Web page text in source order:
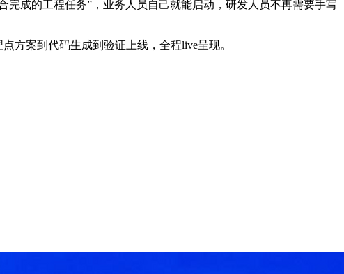
完成的工程任务”，业务人员自己就能启动，研发人员不再需要手写
方案到代码生成到验证上线，全程live呈现。